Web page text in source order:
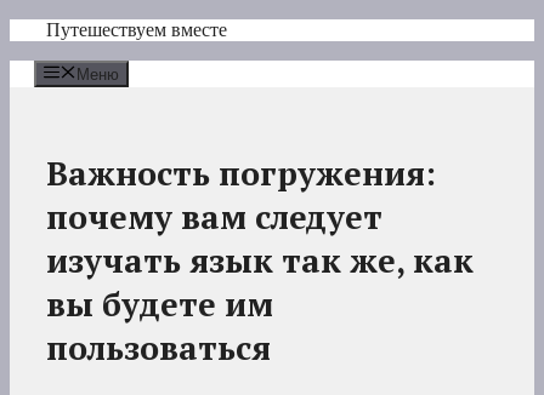
Перейти
содержимому
Путешествуем вместе
Меню
Важность погружения:
почему вам следует
изучать язык так же, как
вы будете им
пользоваться